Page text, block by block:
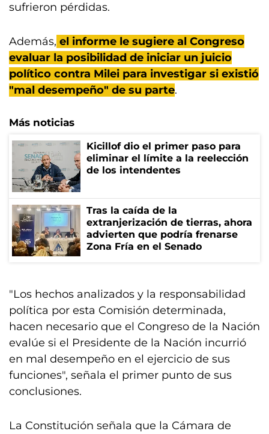
sufrieron pérdidas.
Además, el informe le sugiere al Congreso
evaluar la posibilidad de iniciar un juicio
político contra Milei para investigar si existió
"mal desempeño" de su parte.
Más noticias
Kicillof dio el primer paso para
eliminar el límite a la reelección
de los intendentes
Tras la caída de la
extranjerización de tierras, ahora
advierten que podría frenarse
Zona Fría en el Senado
"Los hechos analizados y la responsabilidad
política por esta Comisión determinada,
hacen necesario que el Congreso de la Nación
evalúe si el Presidente de la Nación incurrió
en mal desempeño en el ejercicio de sus
funciones", señala el primer punto de sus
conclusiones.
La Constitución señala que la Cámara de